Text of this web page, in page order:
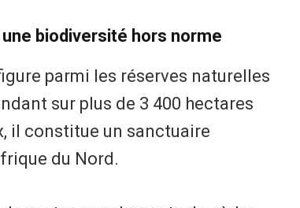
biodiversité hors norme
parmi les réserves naturelles
sur plus de 3 400 hectares
il constitue un sanctuaire
du Nord.